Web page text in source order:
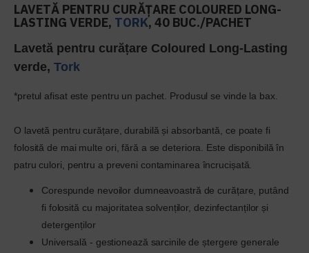
LAVETĂ PENTRU CURĂȚARE COLOURED LONG-
LASTING VERDE, TORK, 40 BUC./PACHET
Lavetă pentru curățare Coloured Long-Lasting
verde, Tork
*pretul afisat este pentru un pachet. Produsul se vinde la bax.
O lavetă pentru curățare, durabilă și absorbantă, ce poate fi
folosită de mai multe ori, fără a se deteriora. Este disponibilă în
patru culori, pentru a preveni contaminarea încrucișată.
Corespunde nevoilor dumneavoastră de curățare, putând
fi folosită cu majoritatea solvenților, dezinfectanților și
detergenților
Universală - gestionează sarcinile de ștergere generale